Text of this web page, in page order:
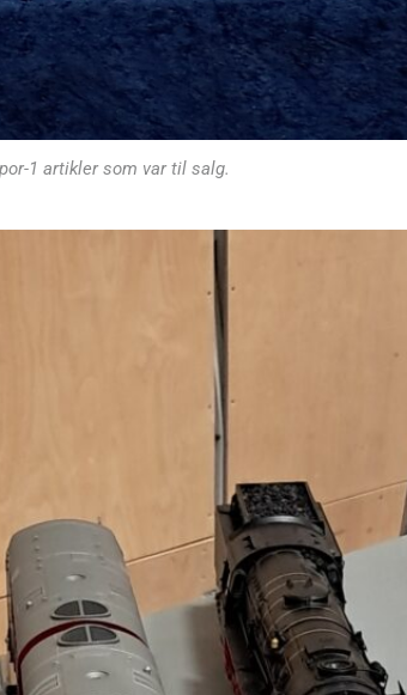
1 artikler som var til salg.